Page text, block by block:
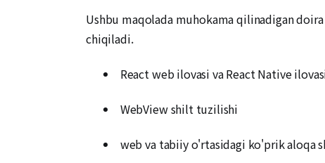
Ushbu maqolada muhokama qilinadigan
chiqiladi.
React web ilovasi va React Native
WebView shilt tuzilishi
web va tabiiy o'rtasidagi ko'prik aloqa